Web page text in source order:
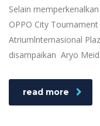
Selain
OPPO City
Atriumlnternasional
disampaikan Aryo
read more